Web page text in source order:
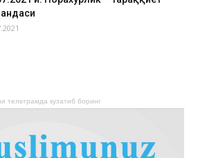
телеграмда кузатиб боринг